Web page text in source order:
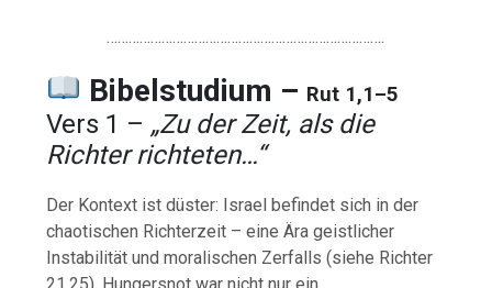
………………………………………………………………….
Bibelstudium – Rut 1,1–5
Vers 1 – „Zu der Zeit, als die
Richter richteten…“
Der Kontext ist düster: Israel befindet sich in der
chaotischen Richterzeit – eine Ära geistlicher
Instabilität und moralischen Zerfalls (siehe Richter
21,25). Hungersnot war nicht nur ein